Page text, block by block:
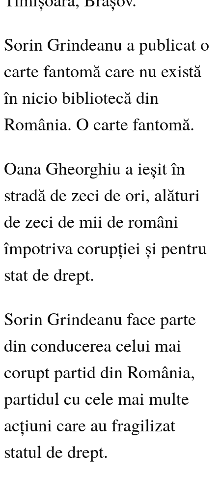
Sorin Grindeanu a publicat o
carte fantomă care nu există
în nicio bibliotecă din
România. O carte fantomă.
Oana Gheorghiu a ieșit în
stradă de zeci de ori, alături
de zeci de mii de români
împotriva corupției și pentru
stat de drept.
Sorin Grindeanu face parte
din conducerea celui mai
corupt partid din România,
partidul cu cele mai multe
acțiuni care au fragilizat
statul de drept.